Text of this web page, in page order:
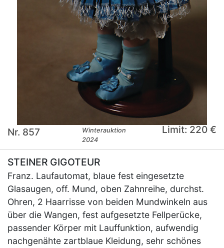
Nr. 857
Winterauktion
2024
Limit: 220 €
STEINER GIGOTEUR
Franz. Laufautomat, blaue fest eingesetzte
Glasaugen, off. Mund, oben Zahnreihe, durchst.
Ohren, 2 Haarrisse von beiden Mundwinkeln aus
über die Wangen, fest aufgesetzte Fellperücke,
passender Körper mit Lauffunktion, aufwendig
nachgenähte zartblaue Kleidung, sehr schönes